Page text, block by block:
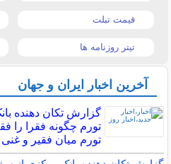
قیمت تبلت
تیتر روزنامه ها
آخرین اخبار ایران و جهان
گزارش تکان‌ دهنده
تورم میان فقیر و غنی